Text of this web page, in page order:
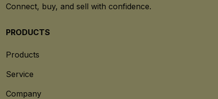
Connect, buy, and sell with confidence.
PRODUCTS
Products
Service
Company